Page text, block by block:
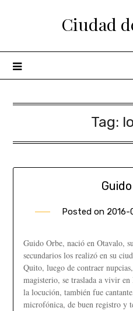
Ciudad
Tag:
Posted on 2016-
Guido Orbe, nació en Otavalo,
secundarios los realizó en su
Quito, luego de contraer
magisterio, se traslada a vivir
la locución, también fue
microfónica, de buen registro y